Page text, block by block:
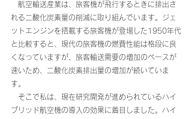
航空輸送産業は、旅客機が飛行するときに排出さ
れる二酸化炭素量の削減に取り組んでいます。ジェ
ットエンジンを搭載する旅客機が登場した1950年代
と比較すると、現代の旅客機の燃費性能は格段に良
くなっていますが、旅客輸送需要の増加のペースが
速いため、二酸化炭素排出量の増加が続いていま
す。
そこで私は、現在研究開発が進められているハイ
ブリッド航空機の導入の効果に着目しました。ハイ